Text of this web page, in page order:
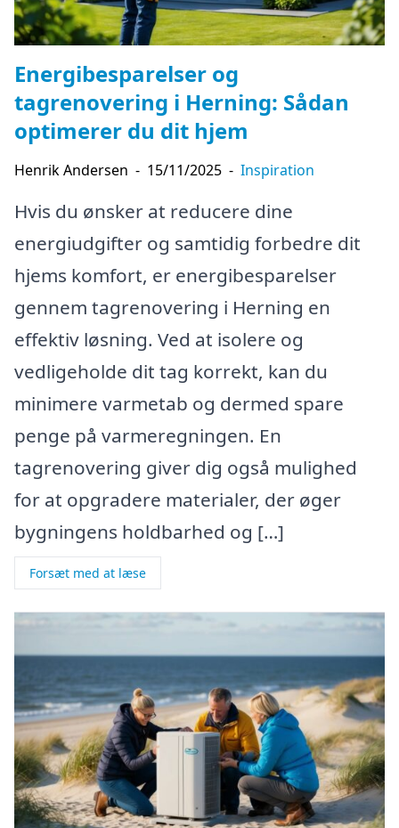
Energibesparelser og
tagrenovering i Herning: Sådan
optimerer du dit hjem
Henrik Andersen - 15/11/2025 - Inspiration
Hvis du ønsker at reducere dine
energiudgifter og samtidig forbedre dit
hjems komfort, er energibesparelser
gennem tagrenovering i Herning en
effektiv løsning. Ved at isolere og
vedligeholde dit tag korrekt, kan du
minimere varmetab og dermed spare
penge på varmeregningen. En
tagrenovering giver dig også mulighed
for at opgradere materialer, der øger
bygningens holdbarhed og […]
Forsæt med at læse